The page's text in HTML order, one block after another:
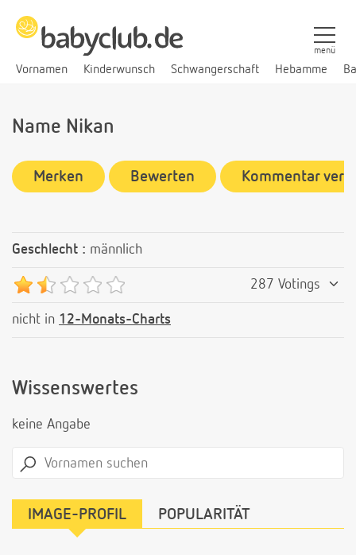
Vornamen Kinderwunsch Schwangerschaft Hebamme
menü
Name Nikan
Merken Bewerten Kommentar
Geschlecht : männlich
287 Votings
nicht in 12-Monats-Charts
Wissenswertes
keine Angabe
IMAGE-PROFIL POPULARITÄT